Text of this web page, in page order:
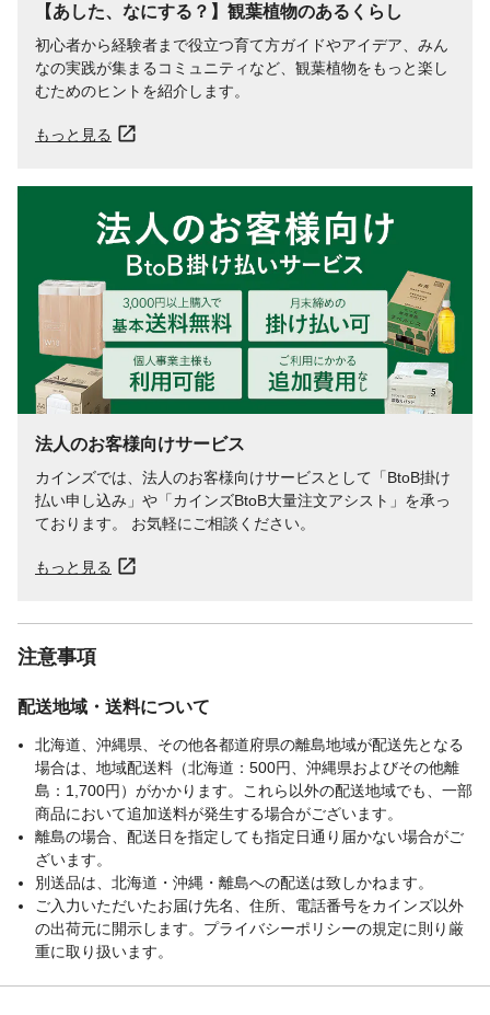
【あした、なにする？】観葉植物のあるくらし
初心者から経験者まで役立つ育て方ガイドやアイデア、みん
なの実践が集まるコミュニティなど、観葉植物をもっと楽し
むためのヒントを紹介します。
もっと見る
法人のお客様向けサービス
カインズでは、法人のお客様向けサービスとして「BtoB掛け
払い申し込み」や「カインズBtoB大量注文アシスト」を承っ
ております。 お気軽にご相談ください。
もっと見る
注意事項
配送地域・送料について
北海道、沖縄県、その他各都道府県の離島地域が配送先となる
場合は、地域配送料（北海道：500円、沖縄県およびその他離
島：1,700円）がかかります。これら以外の配送地域でも、一部
商品において追加送料が発生する場合がございます。
離島の場合、配送日を指定しても指定日通り届かない場合がご
ざいます。
別送品は、北海道・沖縄・離島への配送は致しかねます。
ご入力いただいたお届け先名、住所、電話番号をカインズ以外
の出荷元に開示します。プライバシーポリシーの規定に則り厳
重に取り扱います。